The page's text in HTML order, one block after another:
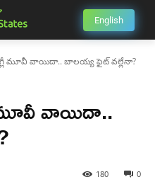
English
మూవీ వాయిదా.. బాలయ్య ఫైట్ వల్లేనా?
మూవీ వాయిదా..
0
180